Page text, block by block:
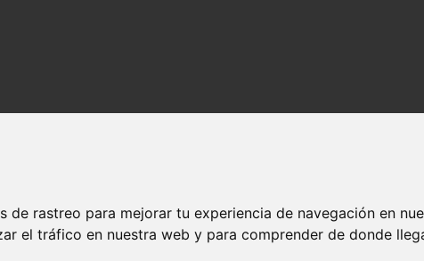
de rastreo para mejorar tu experiencia de navegación en
el tráfico en nuestra web y para comprender de donde